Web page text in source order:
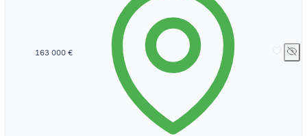
163 000 €